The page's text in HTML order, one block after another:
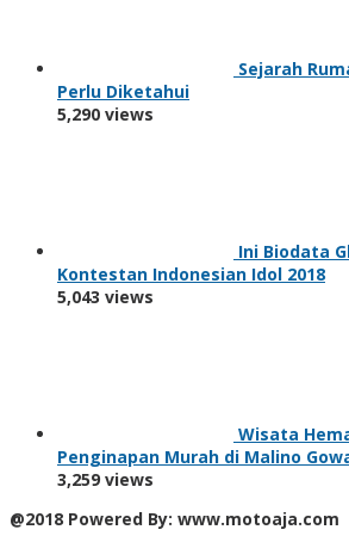
Sejarah
Perlu Diketahui
5,290 views
Ini Biodata
Kontestan Indonesian Idol 2018
5,043 views
Wisata
Penginapan Murah di Malino
3,259 views
@2018 Powered By: www.motoaja.com